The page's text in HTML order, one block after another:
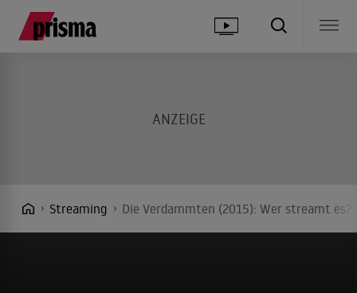
Streaming Die Verdammten (2015): Wer streamt